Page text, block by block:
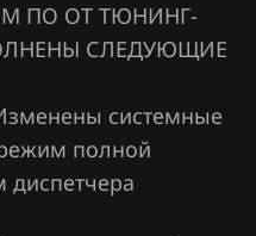
ПО ОТ ТЮНИНГ-
СЛЕДУЮЩИЕ
системные
полной
диспетчера